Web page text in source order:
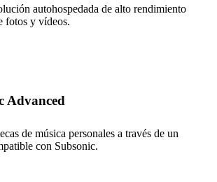
autohospedada de alto rendimiento
fotos y vídeos.
Advanced
de música personales a través de un
con Subsonic.